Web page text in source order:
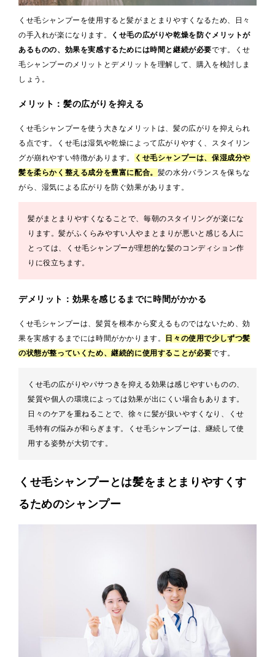
くせ毛シャンプーを使用すると髪がまとまりやすくなるため、日々
の手入れが楽になります。
くせ毛の広がりや乾燥を防ぐメリットが
あるものの、効果を実感するためには時間と継続が必要です。くせ
毛シャンプーのメリットとデメリットを理解して、購入を検討しま
しょう。
メリット：髪の広がりを抑える
くせ毛シャンプーを使う大きなメリットは、髪の広がりを抑えられ
る点です。くせ毛は湿気や乾燥によって広がりやすく、スタイリン
グが崩れやすい特徴があります。
くせ毛シャンプーは、保湿成分や
髪を柔らかく整える成分を豊富に配合。 髪の水分バランスを保ちな
がら、湿気による広がりを防ぐ効果があります。
髪がまとまりやすくなることで、毎朝のスタイリングが楽にな
ります。髪がふくらみやすい人やまとまりが悪いと感じる人に
とっては、くせ毛シャンプーが理想的な髪のコンディション作
りに役立ちます。
デメリット：効果を感じるまでに時間がかかる
くせ毛シャンプーは、髪質を根本から変えるものではないため、効
果を実感するまでには時間がかかります。
日々の使用で少しずつ髪
の状態が整っていくため、継続的に使用することが必要です。
くせ毛の広がりやパサつきを抑える効果は感じやすいものの、
髪質や個人の環境によっては効果が出にくい場合もあります。
日々のケアを重ねることで、徐々に髪が扱いやすくなり、くせ
毛特有の悩みが和らぎます。くせ毛シャンプーは、継続して使
用する姿勢が大切です。
くせ毛シャンプーとは髪をまとまりやすくす
るためのシャンプー